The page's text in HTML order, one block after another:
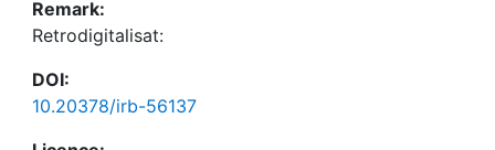
Remark:
Retrodigitalisat:
DOI:
10.20378/irb-56137